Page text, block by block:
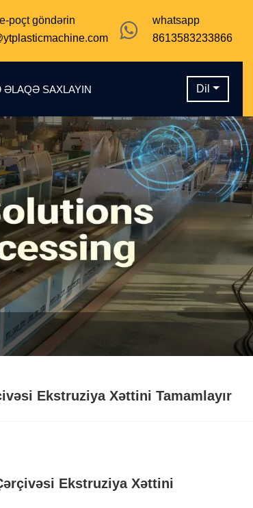
whatsapp
8613583233866
poçt göndərin
ƏLAQƏ SAXLAYIN Dil
Ekstruziya Xəttini Tamamlayır
Ekstruziya Xəttini